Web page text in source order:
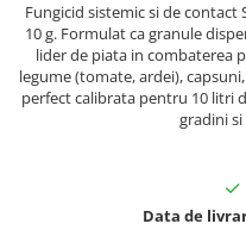
Seminte mazare
Seminte morcovi
Seminte pastarnac
Seminte plante aromatice
Fungicid sistemic si de contact
10 g. Formulat ca granule
lider de piata in combaterea
legume (tomate, ardei),
perfect calibrata pentru 10 litri
gradini
Data de